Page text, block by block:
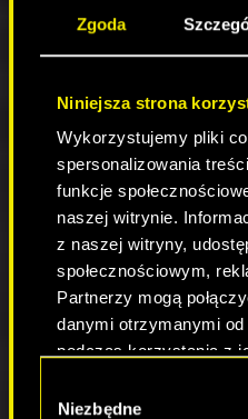
Zgoda
Niniejsza strona
Wykorzystujemy pliki
spersonalizowania
funkcje
naszej witrynie.
z naszej witryny,
społecznościowym,
Partnerzy mogą
danymi otrzymanymi
podczas korzystania z
używanie plików cookie.
zgody
Niezbędne
tworzeniu
zmniejszeniem
Obraz z
samochodu.
Usunięto
„Dobry, Zły i
Wskaźniki
się już od ich
podczas
Kiedy wskaźnik
wyczerpie, przy
teraz odpowiednia
przeciążenia.
Opis Villeforta
on napęd na tylną